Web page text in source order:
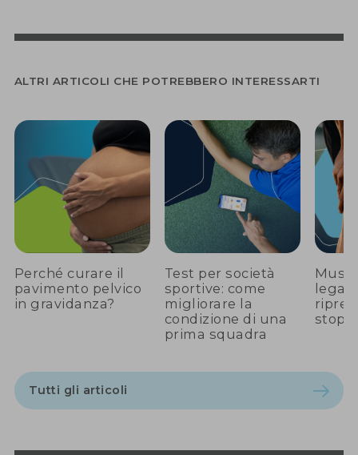
ALTRI ARTICOLI CHE POTREBBERO INTERESSARTI
Perché curare il
pavimento pelvico
in gravidanza?
Test per società
sportive: come
migliorare la
condizione di una
prima squadra
stop
Tutti gli articoli